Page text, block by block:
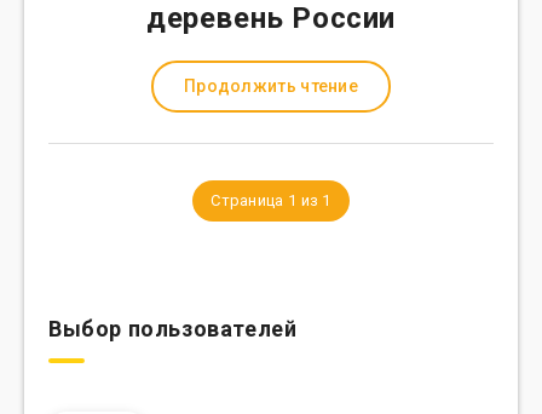
деревень России
Продолжить чтение
Страница 1 из 1
Выбор пользователей